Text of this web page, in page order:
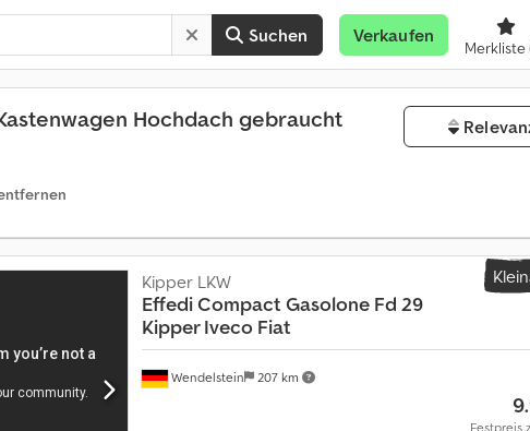
Suchen Verkaufen
Merkliste
Hochdach gebraucht
Wendelstein 207 km
Kipper LKW
EffediCompact Gasolone Fd 29
Kipper Iveco Fiat
Festpreis